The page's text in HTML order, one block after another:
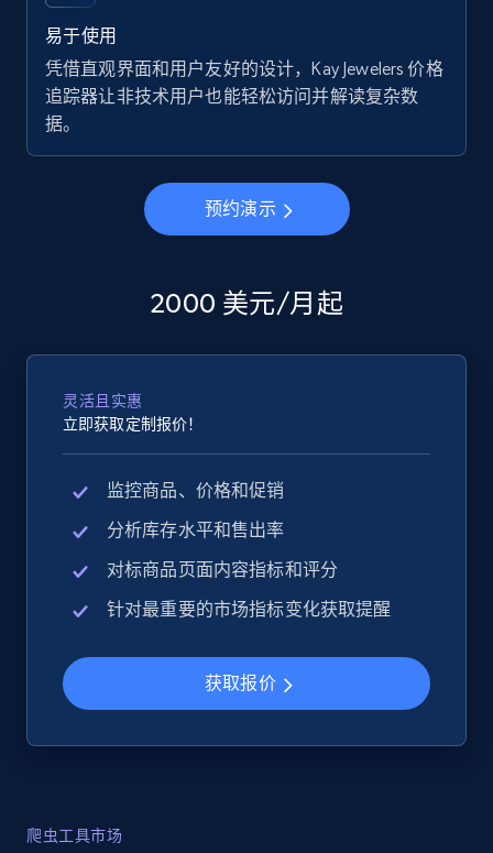
易于使用
凭借直观界面和用户友好的设计，Kay Jewelers 价格
追踪器让非技术用户也能轻松访问并解读复杂数
据。
预约演示
2000 美元/月起
灵活且实惠
立即获取定制报价！
监控商品、价格和促销
分析库存水平和售出率
对标商品页面内容指标和评分
针对最重要的市场指标变化获取提醒
获取报价
爬虫工具市场